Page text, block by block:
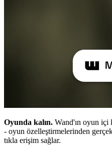
Oyunda kalın. Wand'ın oyun içi
- oyun özelleştirmelerinden
tıkla erişim sağlar.